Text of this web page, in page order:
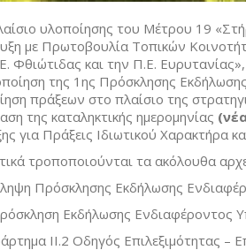
υλοποίησης του Μέτρου 19
με Πρωτοβουλία Τοπικών
Φθιώτιδας και την Π.Ε.
της 1ης Πρόσκλησης
πράξεων στο πλαίσιο της
της καταληκτικής ημερομηνίας
για Πράξεις Ιδιωτικού Χαρακτήρα
τροποποιούνται τα ακόλουθα
Πρόσκλησης Εκδήλωσης
Εκδήλωσης Ενδιαφέροντος
II.2 Οδηγός Επιλεξιμότητας –